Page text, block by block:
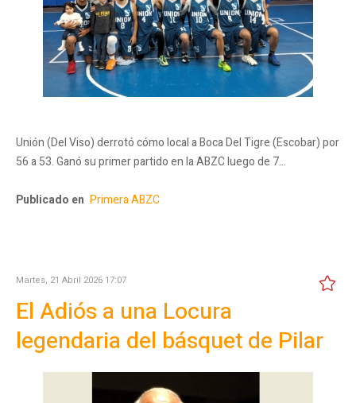
Unión (Del Viso) derrotó cómo local a Boca Del Tigre (Escobar) por
56 a 53. Ganó su primer partido en la ABZC luego de 7…
Publicado en Primera ABZC
Martes, 21 Abril 2026 17:07
El Adiós a una Locura
legendaria del básquet de Pilar